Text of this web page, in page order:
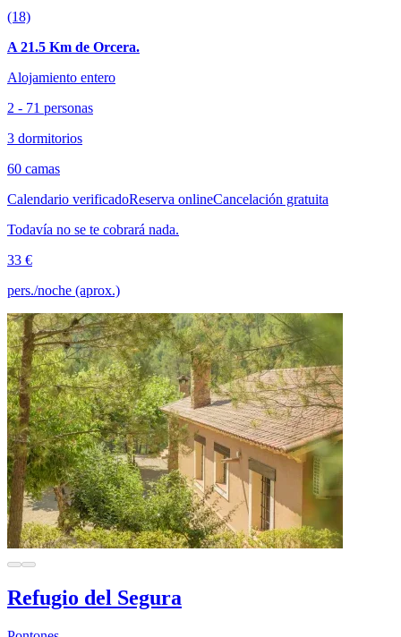
(18)
A 21.5 Km de Orcera.
Alojamiento entero
2 - 71 personas
3 dormitorios
60 camas
Calendario verificadoReserva onlineCancelación gratuita
Todavía no se te cobrará nada.
33 €
pers./noche (aprox.)
Refugio del Segura